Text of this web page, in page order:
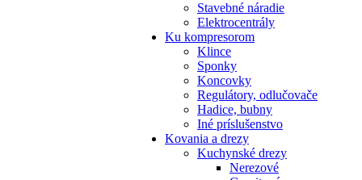
Stavebné náradie
Elektrocentrály
Ku kompresorom
Klince
Sponky
Koncovky
Regulátory, odlučovače
Hadice, bubny
Iné príslušenstvo
Kovania a drezy
Kuchynské drezy
Nerezové